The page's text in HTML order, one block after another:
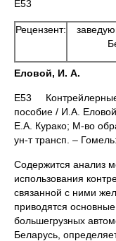
Е53
Рецензент:
Еловой, И. А.
Е53 Контрейлерные
пособие / И.А.
Е.А. Курако; М-во
ун-т трансп. –
Содержится анализ
использования
связанной с ними
приводятся
большегрузных
Беларусь,